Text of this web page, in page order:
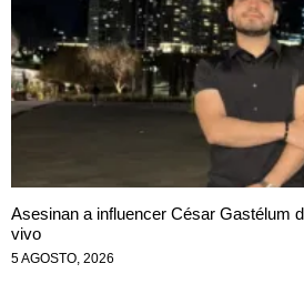
Asesinan a influencer César Gastélum
vivo
5 AGOSTO, 2026